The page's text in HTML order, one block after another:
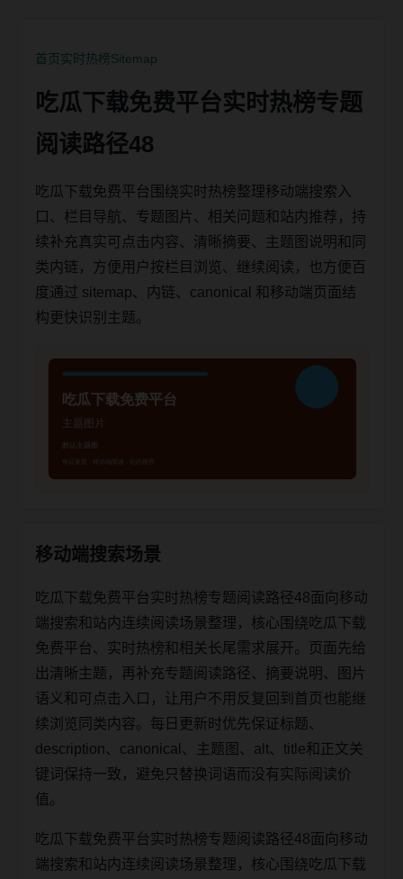
首页实时热榜Sitemap
吃瓜下载免费平台实时热榜专题
阅读路径48
吃瓜下载免费平台围绕实时热榜整理移动端搜索入
口、栏目导航、专题图片、相关问题和站内推荐，持
续补充真实可点击内容、清晰摘要、主题图说明和同
类内链，方便用户按栏目浏览、继续阅读，也方便百
度通过 sitemap、内链、canonical 和移动端页面结
构更快识别主题。
移动端搜索场景
吃瓜下载免费平台实时热榜专题阅读路径48面向移动
端搜索和站内连续阅读场景整理，核心围绕吃瓜下载
免费平台、实时热榜和相关长尾需求展开。页面先给
出清晰主题，再补充专题阅读路径、摘要说明、图片
语义和可点击入口，让用户不用反复回到首页也能继
续浏览同类内容。每日更新时优先保证标题、
description、canonical、主题图、alt、title和正文关
键词保持一致，避免只替换词语而没有实际阅读价
值。
吃瓜下载免费平台实时热榜专题阅读路径48面向移动
端搜索和站内连续阅读场景整理，核心围绕吃瓜下载